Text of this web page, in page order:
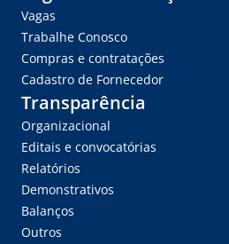
Vagas
Trabalhe Conosco
Compras e contratações
Cadastro de Fornecedor
Transparência
Organizacional
Editais e convocatórias
Relatórios
Demonstrativos
Balanços
Outros